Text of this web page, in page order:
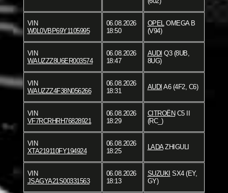
VIN
W0L0VBP69Y1105995
06.08.2026
18:50
OPEL OMEGA B
(V94)
VIN
WAUZZZ8U6ER003574
06.08.2026
18:47
AUDI Q3 (8UB,
8UG)
VIN
WAUZZZ4F38N056266
06.08.2026
18:31
AUDI A6 (4F2, C6)
VIN
VF7RCRHRH76828921
06.08.2026
18:29
CITROËNC5 II
(RC_)
VIN
XTA219110FY194924
06.08.2026
18:25
LADAZHIGULI
VIN
JSAGYA21S00331563
06.08.2026
18:13
SUZUKI SX4 (EY,
GY)